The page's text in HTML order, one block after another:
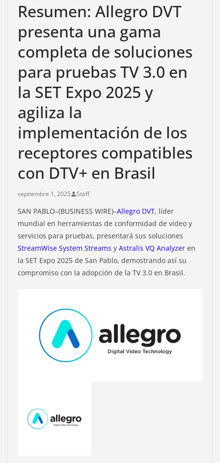
Resumen: Allegro DVT
presenta una gama
completa de soluciones
para pruebas TV 3.0 en
la SET Expo 2025 y
agiliza la
implementación de los
receptores compatibles
con DTV+ en Brasil
septiembre 1, 2025 Staff
SAN PABLO–(BUSINESS WIRE)–Allegro DVT, líder
mundial en herramientas de conformidad de vídeo y
servicios para pruebas, presentará sus soluciones
StreamWise System Streams y Astralis VQ Analyzer en
la SET Expo 2025 de San Pablo, demostrando así su
compromiso con la adopción de la TV 3.0 en Brasil.